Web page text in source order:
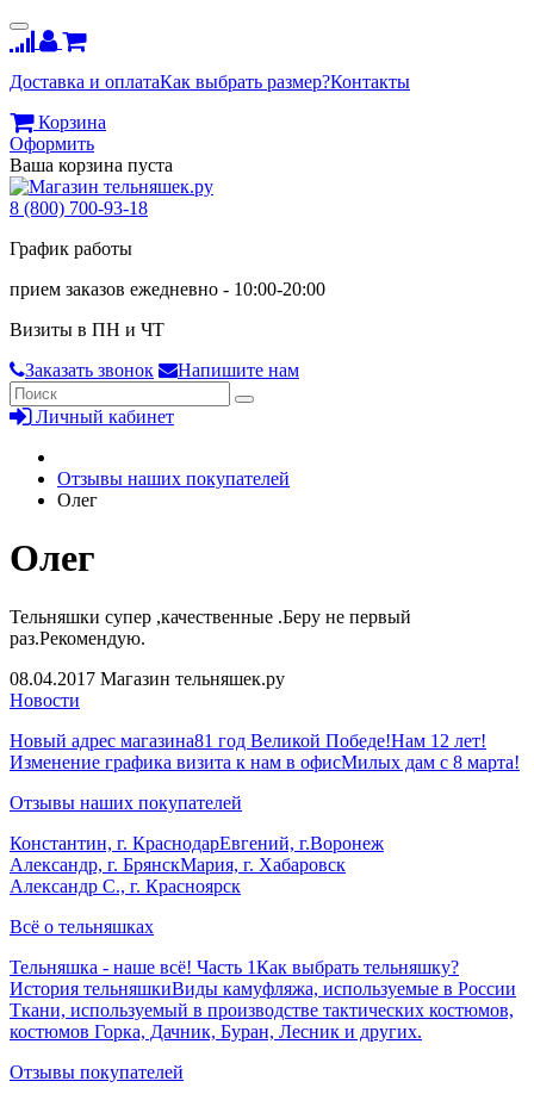
Доставка и оплатаКак выбрать размер?Контакты
Корзина
Оформить
Ваша корзина пуста
8 (800) 700-93-18
График работы
прием заказов ежедневно - 10:00-20:00
Визиты в ПН и ЧТ
Заказать звонок
Напишите нам
Личный кабинет
Отзывы наших покупателей
Олег
Олег
Тельняшки супер ,качественные .Беру не первый
раз.Рекомендую.
08.04.2017 Магазин тельняшек.ру
Новости
Новый адрес магазина81 год Великой Победе!Нам 12 лет!
Изменение графика визита к нам в офисМилых дам с 8 марта!
Отзывы наших покупателей
Константин, г. КраснодарЕвгений, г.Воронеж
Александр, г. БрянскМария, г. Хабаровск
Александр С., г. Красноярск
Всё о тельняшках
Тельняшка - наше всё! Часть 1Как выбрать тельняшку?
История тельняшкиВиды камуфляжа, используемые в России
Ткани, используемый в производстве тактических костюмов,
костюмов Горка, Дачник, Буран, Лесник и других.
Отзывы покупателей